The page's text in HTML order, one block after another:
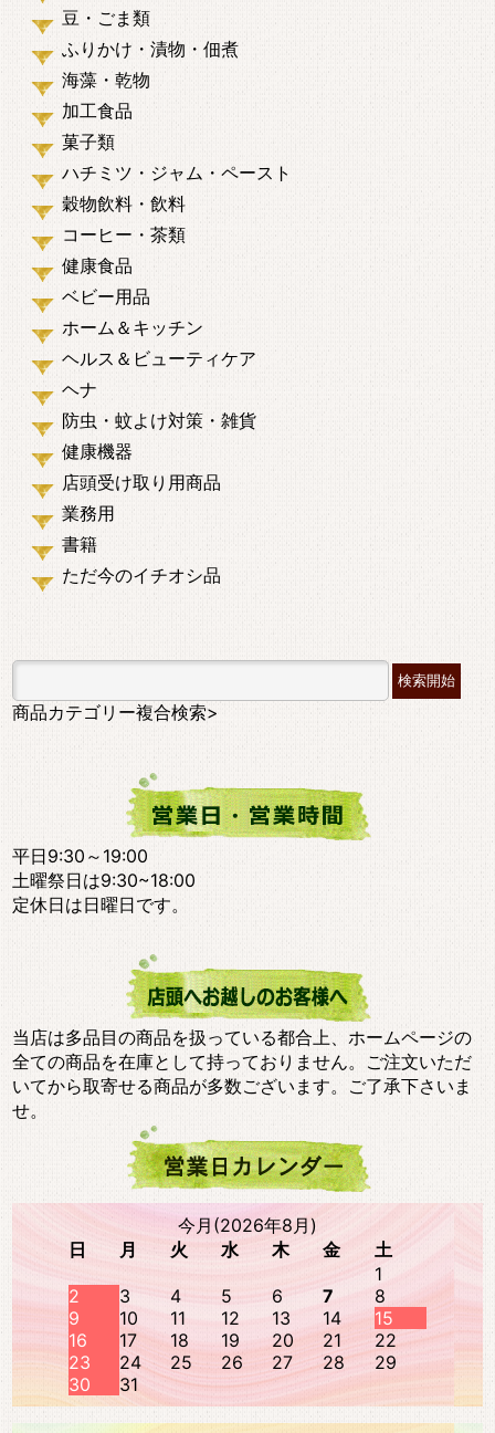
豆・ごま類
ふりかけ・漬物・佃煮
海藻・乾物
加工食品
菓子類
ハチミツ・ジャム・ペースト
穀物飲料・飲料
コーヒー・茶類
健康食品
ベビー用品
ホーム＆キッチン
ヘルス＆ビューティケア
ヘナ
防虫・蚊よけ対策・雑貨
健康機器
店頭受け取り用商品
業務用
書籍
ただ今のイチオシ品
商品カテゴリー複合検索>
平日9:30～19:00
土曜祭日は9:30~18:00
定休日は日曜日です。
当店は多品目の商品を扱っている都合上、ホームページの
全ての商品を在庫として持っておりません。ご注文いただ
いてから取寄せる商品が多数ございます。ご了承下さいま
せ。
今月(2026年8月)
日
月 火 水 木 金
土
1
2
3 4 5 6 7
8
9
10 11 12 13 14
15
16
17 18 19 20 21
22
23
24 25 26 27 28
29
30
31